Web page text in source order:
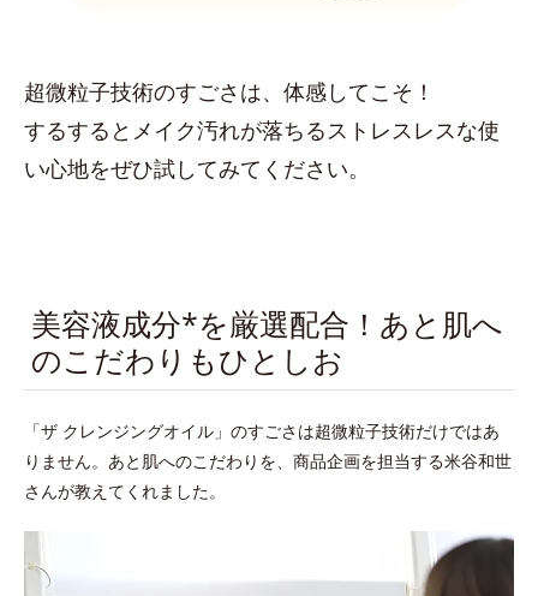
超微粒子技術のすごさは、体感してこそ！
するするとメイク汚れが落ちるストレスレスな使
い心地をぜひ試してみてください。
美容液成分*を厳選配合！あと肌へ
のこだわりもひとしお
「ザ クレンジングオイル」のすごさは超微粒子技術だけではあ
りません。あと肌へのこだわりを、商品企画を担当する米谷和世
さんが教えてくれました。